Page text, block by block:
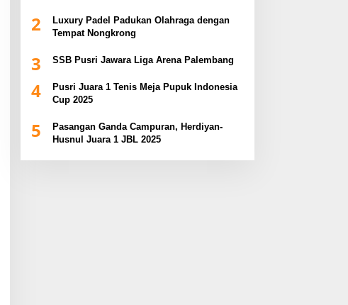
2
Luxury Padel Padukan Olahraga dengan
Tempat Nongkrong
3 SSB Pusri Jawara Liga Arena Palembang
4
Pusri Juara 1 Tenis Meja Pupuk Indonesia
Cup 2025
5
Pasangan Ganda Campuran, Herdiyan-
Husnul Juara 1 JBL 2025